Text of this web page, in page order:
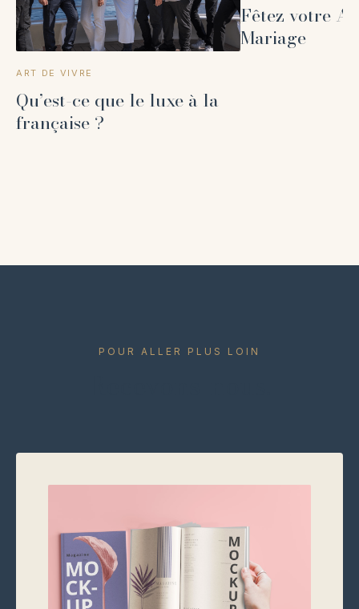
ART DE VIVRE
Qu’est-ce que le luxe à la
française ?
Fêtez votre
Mariage
POUR ALLER PLUS LOIN
conseillère.
Une question sur le dress code, l'embarquement
ou autre chose ? Séverine ou Sandrine y